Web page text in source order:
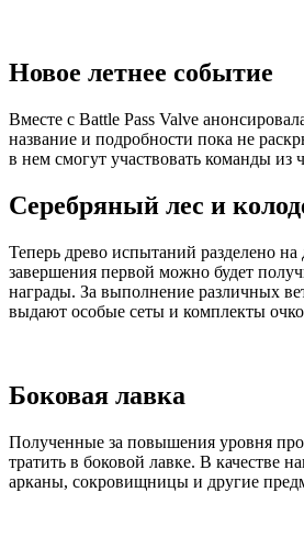
Новое летнее событие
Вместе с Battle Pass Valve
название и подробности пока не
в нем смогут участвовать команды из
Серебряный лес и
Теперь древо испытаний разделено
завершения первой можно будет
награды. За выполнение различных
выдают особые сеты и комплекты
Боковая лавка
Полученные за повышения уровня
тратить в боковой лавке. В качестве
арканы, сокровищницы и другие